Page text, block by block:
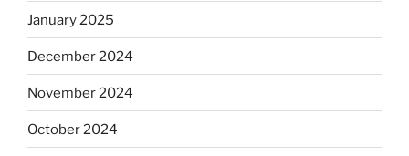
January 2025
December 2024
November 2024
October 2024